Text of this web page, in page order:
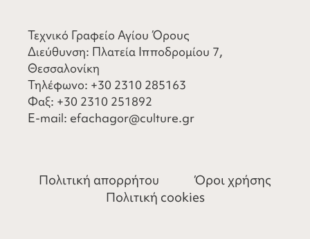
Τεχνικό Γραφείο Αγίου Όρους
Διεύθυνση: Πλατεία Ιπποδρομίου 7,
Θεσσαλονίκη
Τηλέφωνο: +30 2310 285163
Φαξ: +30 2310 251892
​E-mail: efachagor@culture.gr
Πολιτική απορρήτου
Όροι χρήσης
Πολιτική cookies